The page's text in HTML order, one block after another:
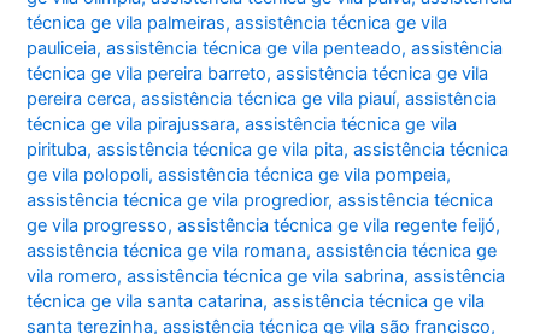
técnica ge vila palmeiras,assistência técnica ge vila
pauliceia,assistência técnica ge vila penteado,assistência
técnica ge vila pereira barreto,assistência técnica ge vila
pereira cerca,assistência técnica ge vila piauí,assistência
técnica ge vila pirajussara,assistência técnica ge vila
pirituba,assistência técnica ge vila pita,assistência técnica
ge vila polopoli,assistência técnica ge vila pompeia,
assistência técnica ge vila progredior,assistência técnica
ge vila progresso,assistência técnica ge vila regente feijó,
assistência técnica ge vila romana,assistência técnica ge
vila romero,assistência técnica ge vila sabrina,assistência
técnica ge vila santa catarina,assistência técnica ge vila
santa terezinha,assistência técnica ge vila são francisco,